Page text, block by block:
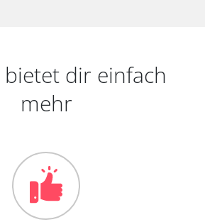
dir einfach
mehr